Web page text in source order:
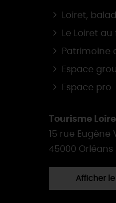
Loiret,
Le Loiret au
Patrimoine
Espace
Espace pro
Tourisme
15 rue Eugène
45000 Orléans
Afficher